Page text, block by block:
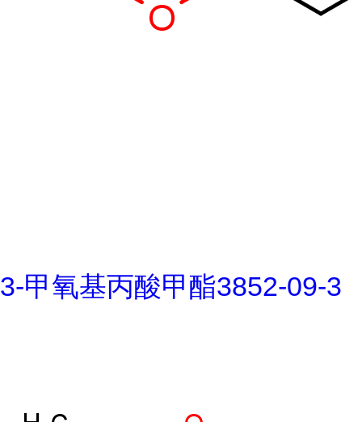
3-甲氧基丙酸甲酯3852-09-3